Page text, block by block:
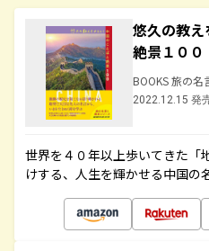
悠久の教
絶景１００
BOOKS 旅の名
2022.12.15 発
世界を４０年以上歩いてきた「
けする、人生を輝かせる中国の